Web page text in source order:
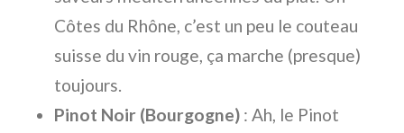
Côtes du Rhône, c’est un peu le couteau
suisse du vin rouge, ça marche (presque)
toujours.
Pinot Noir (Bourgogne) : Ah, le Pinot